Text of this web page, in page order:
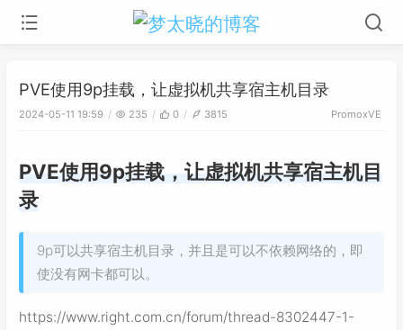
PVE使用9p挂载，让虚拟机共享宿主机目录
2024-05-11 19:59 235 0 3815 PromoxVE
PVE使用9p挂载，让虚拟机共享宿主机目
录
9p可以共享宿主机目录，并且是可以不依赖网络的，即
使没有网卡都可以。
https://www.right.com.cn/forum/thread-8302447-1-